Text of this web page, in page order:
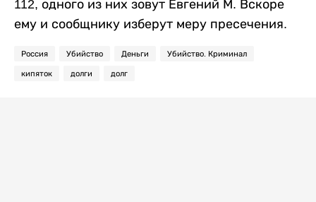
112, одного из них зовут Евгений М. Вскоре
ему и сообщнику изберут меру пресечения.
Россия Убийство Деньги Убийство. Криминал
кипяток долги долг